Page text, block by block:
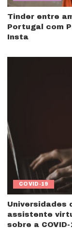
Tinder entre
Portugal com
Insta
COVID-19
Universidades
assistente
sobre a COVID-